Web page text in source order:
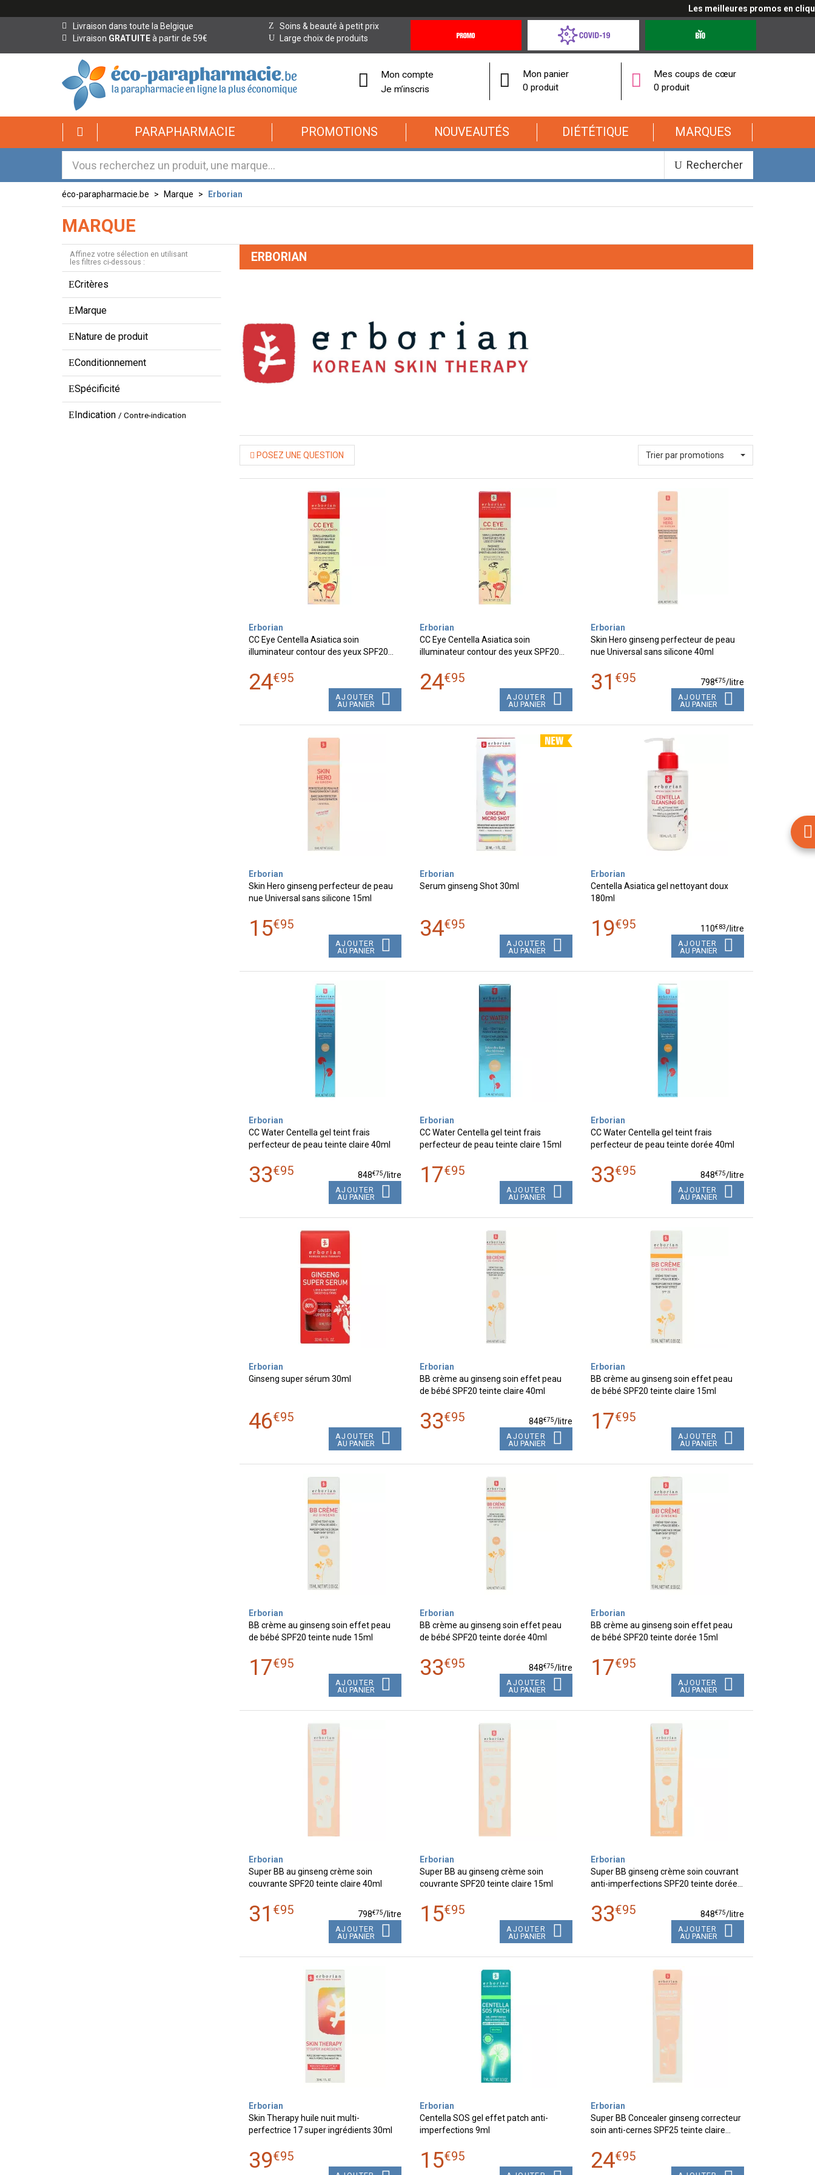
Les meilleures promos en cliquant ici
Livraison dans toute la Belgique
Livraison GRATUITEà partir de 59€
Soins & beauté à petit prix
Large choix de produits
Offres
Coronavirus
éco-
parapharmacie.fr
éco-
parapharmacie.fr
Mon compte
Je m’inscris
Mon panier
0 produit
Mes coups de cœur
0 produit
PARAPHARMACIE PROMOTIONS NOUVEAUTÉS DIÉTÉTIQUE MARQUES
Rechercher
éco-parapharmacie.be Marque Erborian
MARQUE
Affinez votre sélection en utilisant
les filtres ci-dessous :
Critères
Marque
Nature de produit
Conditionnement
Spécificité
Indication / Contre-indication
ERBORIAN
POSEZ UNE QUESTION Trier par promotions
Erborian
CC Eye Centella Asiatica soin
illuminateur contour des yeux SPF20…
24€95
AJOUTER
AU PANIER
Erborian
CC Eye Centella Asiatica soin
illuminateur contour des yeux SPF20…
24€95
AJOUTER
AU PANIER
Erborian
Skin Hero ginseng perfecteur de peau
nue Universal sans silicone 40ml
31 €95 798€75/litre
AJOUTER
AU PANIER
Erborian
Skin Hero ginseng perfecteur de peau
nue Universal sans silicone 15ml
15€95
AJOUTER
AU PANIER
Erborian
Serum ginseng Shot 30ml
34€95
AJOUTER
AU PANIER
Erborian
Centella Asiatica gel nettoyant doux
180ml
19€95 110€83/litre
AJOUTER
AU PANIER
Erborian
CC Water Centella gel teint frais
perfecteur de peau teinte claire 40ml
33€95 848€75/litre
AJOUTER
AU PANIER
Erborian
CC Water Centella gel teint frais
perfecteur de peau teinte claire 15ml
17€95
AJOUTER
AU PANIER
Erborian
CC Water Centella gel teint frais
perfecteur de peau teinte dorée 40ml
33€95 848€75/litre
AJOUTER
AU PANIER
Erborian
Ginseng super sérum 30ml
46€95
AJOUTER
AU PANIER
Erborian
BB crème au ginseng soin effet peau
de bébé SPF20 teinte claire 40ml
33€95 848€75/litre
AJOUTER
AU PANIER
Erborian
BB crème au ginseng soin effet peau
de bébé SPF20 teinte claire 15ml
17€95
AJOUTER
AU PANIER
Erborian
BB crème au ginseng soin effet peau
de bébé SPF20 teinte nude 15ml
17€95
AJOUTER
AU PANIER
Erborian
BB crème au ginseng soin effet peau
de bébé SPF20 teinte dorée 40ml
33€95 848€75/litre
AJOUTER
AU PANIER
Erborian
BB crème au ginseng soin effet peau
de bébé SPF20 teinte dorée 15ml
17€95
AJOUTER
AU PANIER
Erborian
Super BB au ginseng crème soin
couvrante SPF20 teinte claire 40ml
31 €95 798€75/litre
AJOUTER
AU PANIER
Erborian
Super BB au ginseng crème soin
couvrante SPF20 teinte claire 15ml
15€95
AJOUTER
AU PANIER
Erborian
Super BB ginseng crème soin couvrant
anti-imperfections SPF20 teinte dorée…
33€95 848€75/litre
AJOUTER
AU PANIER
Erborian
Skin Therapy huile nuit multi-
perfectrice 17 super ingrédients 30ml
39€95
Erborian
Centella SOS gel effet patch anti-
imperfections 9ml
15€95
Erborian
Super BB Concealer ginseng correcteur
soin anti-cernes SPF25 teinte claire…
24€95